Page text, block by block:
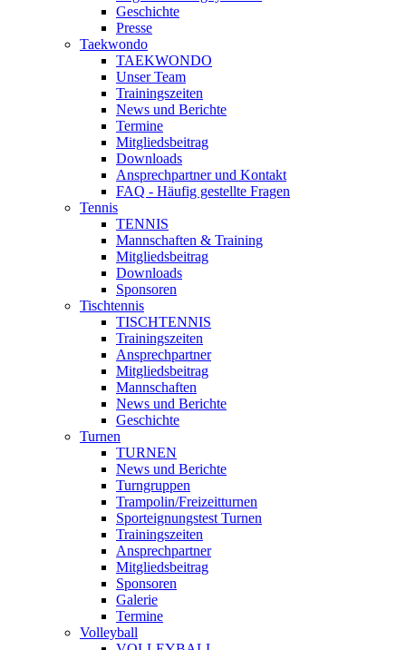
Geschichte
Presse
Taekwondo
TAEKWONDO
Unser Team
Trainingszeiten
News und Berichte
Termine
Mitgliedsbeitrag
Downloads
Ansprechpartner und Kontakt
FAQ - Häufig gestellte Fragen
Tennis
TENNIS
Mannschaften & Training
Mitgliedsbeitrag
Downloads
Sponsoren
Tischtennis
TISCHTENNIS
Trainingszeiten
Ansprechpartner
Mitgliedsbeitrag
Mannschaften
News und Berichte
Geschichte
Turnen
TURNEN
News und Berichte
Turngruppen
Trampolin/Freizeitturnen
Sporteignungstest Turnen
Trainingszeiten
Ansprechpartner
Mitgliedsbeitrag
Sponsoren
Galerie
Termine
Volleyball